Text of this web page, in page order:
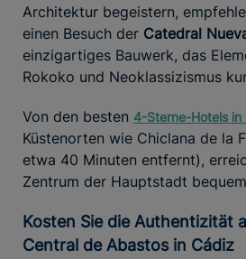
Architektur begeistern,
einen Besuch der Catedral
einzigartiges Bauwerk, das
Rokoko und Neoklassizismus
Von den besten 4-Sterne-Hotels in
Küstenorten wie Chiclana de la
etwa 40 Minuten entfernt),
Zentrum der Hauptstadt
Kosten Sie die Authentizität auf dem Mercado
Central de Abastos in Cádiz